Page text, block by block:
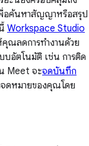
อค้นหาสัญญาหรือสรุป
Workspace Studio
คุณลดการทำงานด้วย
บอัตโนมัติ เช่น การติด
Meet จะจดบันทึก
จดหมายของคุณโดย